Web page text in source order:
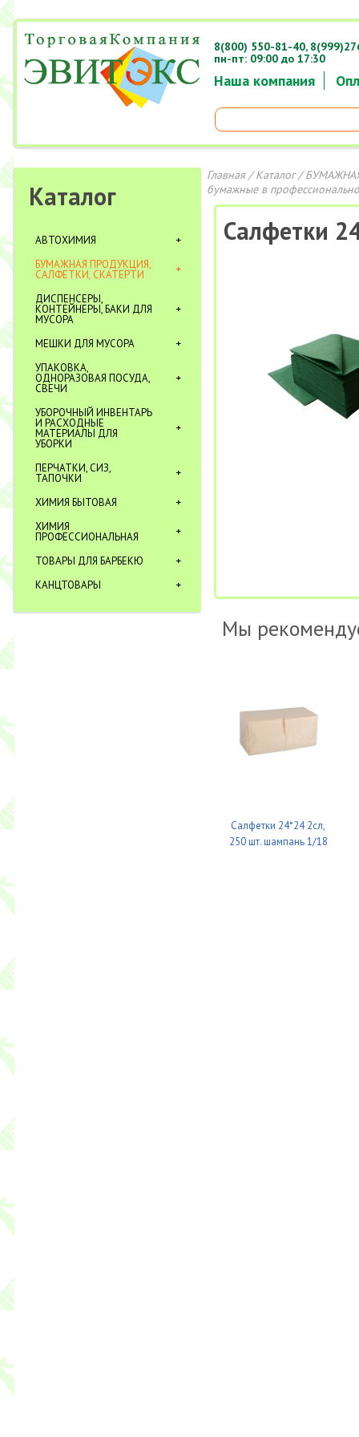
Наша компания
8(800) 550-81-40,
пн-пт: 09:00 до 17:30
Каталог
АВТОХИМИЯ
БУМАЖНАЯ ПРОДУКЦИЯ,
САЛФЕТКИ, СКАТЕРТИ
ДИСПЕНСЕРЫ,
КОНТЕЙНЕРЫ, БАКИ ДЛЯ
МУСОРА
МЕШКИ ДЛЯ МУСОРА
УПАКОВКА,
ОДНОРАЗОВАЯ ПОСУДА,
СВЕЧИ
УБОРОЧНЫЙ ИНВЕНТАРЬ
И РАСХОДНЫЕ
МАТЕРИАЛЫ ДЛЯ
УБОРКИ
ПЕРЧАТКИ, СИЗ,
ТАПОЧКИ
ХИМИЯ БЫТОВАЯ
ХИМИЯ
ПРОФЕССИОНАЛЬНАЯ
ТОВАРЫ ДЛЯ БАРБЕКЮ
КАНЦТОВАРЫ
Главная/Каталог/
бумажные в
Салфетки
Мы
Салфетки 24*24 2сл,
250 шт. шампань 1/18